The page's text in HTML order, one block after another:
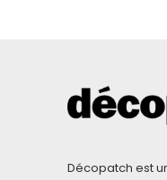
Décopatch est